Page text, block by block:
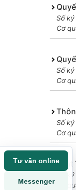
Số
Cơ
Số
Cơ
Số ký
Cơ
Luật
Số
Cơ
Tư vấn online
Messenger